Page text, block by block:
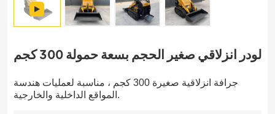
لودر انزلاقي صغير الحجم بسعة حمولة 300 كجم
جرافة انزلاقية صغيرة 300 كجم ، مناسبة لعمليات هندسة
المواقع الداخلية والخارجية.